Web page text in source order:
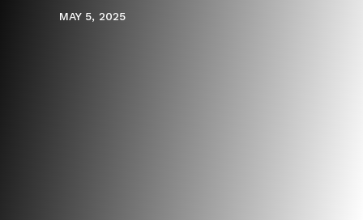
MAY 5, 2025